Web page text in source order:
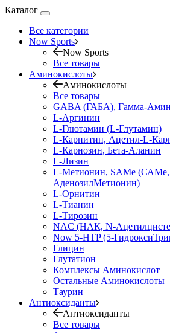
Каталог
Все категории
Now Sports
Now Sports
Все товары
Аминокислоты
Аминокислоты
Все товары
GABA (ГАБА), Гамма-
L-Аргинин
L-Глютамин (L-Глутамин)
L-Карнитин, Ацетил-L-
L-Карнозин, Бета-Аланин
L-Лизин
L-Метионин, SAMe (САМе,
АденозилМетионин)
L-Орнитин
L-Тианин
L-Тирозин
NAC (НАК, N-
Now 5-HTP (5-
Глицин
Глутатион
Комплексы Аминокислот
Остальные Аминокислоты
Таурин
Антиоксиданты
Антиоксиданты
Все товары